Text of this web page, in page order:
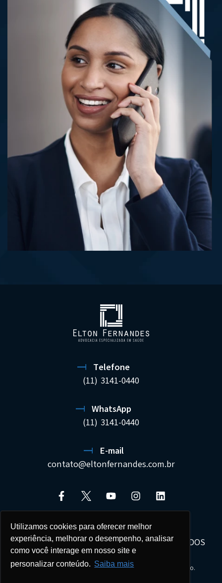
Utilizamos cookies para oferecer melhor
experiência, melhorar o desempenho, analisar
como você interage em nosso site e
personalizar conteúdo. Saiba mais
Telefone
(11) 3141-0440
WhatsApp
(11) 3141-0440
E-mail
contato@eltonfernandes.com.br
ELTON FERNANDES SOCIEDADE DE ADVOGADOS
22.692.544/0001-02
Seus dados estão protegidos e tratados com sigilo.